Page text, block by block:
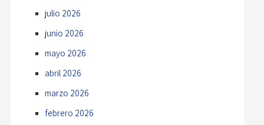
julio 2026
junio 2026
mayo 2026
abril 2026
marzo 2026
febrero 2026